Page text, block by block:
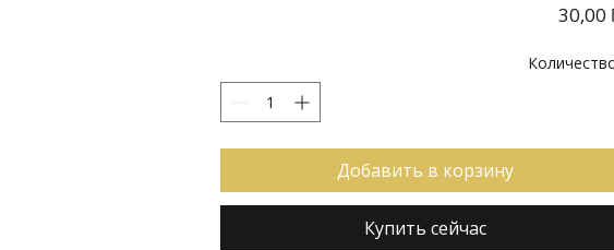
30,00
Добавить в корзину
Купить сейчас